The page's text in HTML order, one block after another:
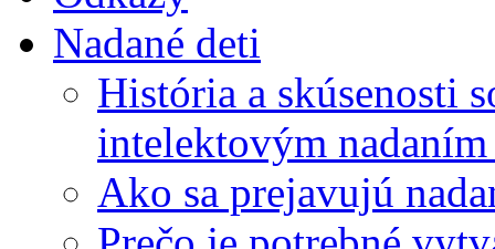
Nadané deti
História a skúsenosti
intelektovým
Ako sa prejavujú